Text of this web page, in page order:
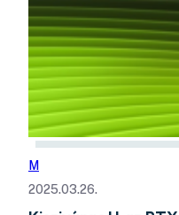
M
2025.03.26.